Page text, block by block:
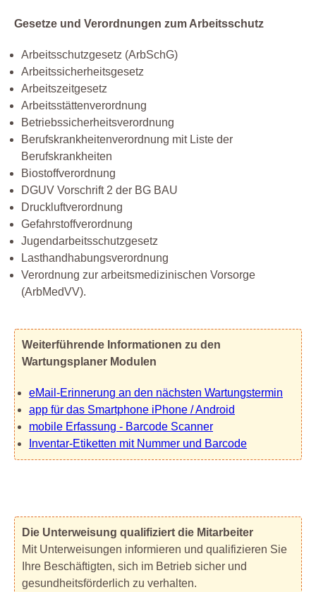
Gesetze und Verordnungen zum Arbeitsschutz
Arbeitsschutzgesetz (ArbSchG)
Arbeitssicherheitsgesetz
Arbeitszeitgesetz
Arbeitsstättenverordnung
Betriebssicherheitsverordnung
Berufskrankheitenverordnung mit Liste der
Berufskrankheiten
Biostoffverordnung
DGUV Vorschrift 2 der BG BAU
Druckluftverordnung
Gefahrstoffverordnung
Jugendarbeitsschutzgesetz
Lasthandhabungsverordnung
Verordnung zur arbeitsmedizinischen Vorsorge
(ArbMedVV).
Weiterführende Informationen zu den
Wartungsplaner Modulen
eMail-Erinnerung an den nächsten Wartungstermin
app für das Smartphone iPhone / Android
mobile Erfassung - Barcode Scanner
Inventar-Etiketten mit Nummer und Barcode
Die Unterweisung qualifiziert die Mitarbeiter
Mit Unterweisungen informieren und qualifizieren Sie
Ihre Beschäftigten, sich im Betrieb sicher und
gesundheitsförderlich zu verhalten.